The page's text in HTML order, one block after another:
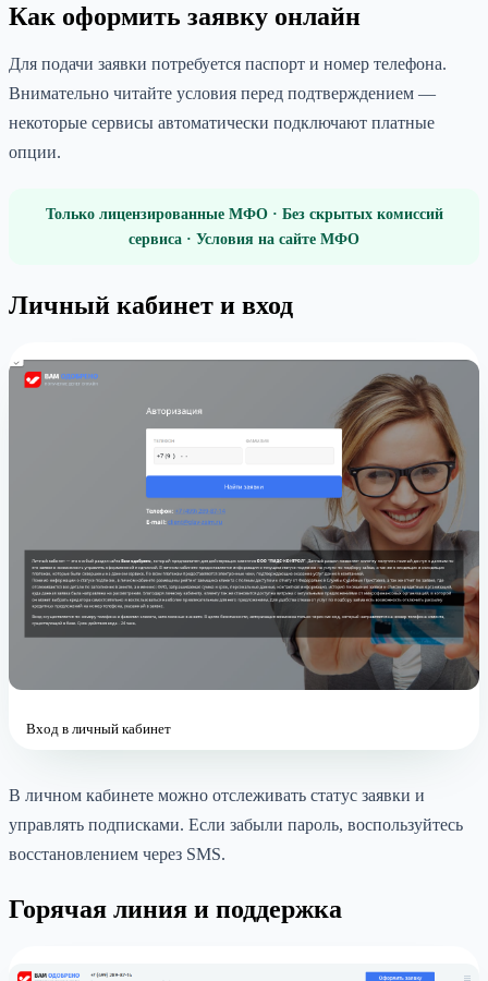
Как оформить заявку онлайн
Для подачи заявки потребуется паспорт и номер телефона.
Внимательно читайте условия перед подтверждением —
некоторые сервисы автоматически подключают платные
опции.
Только лицензированные МФО · Без скрытых комиссий
сервиса · Условия на сайте МФО
Личный кабинет и вход
Вход в личный кабинет
В личном кабинете можно отслеживать статус заявки и
управлять подписками. Если забыли пароль, воспользуйтесь
восстановлением через SMS.
Горячая линия и поддержка